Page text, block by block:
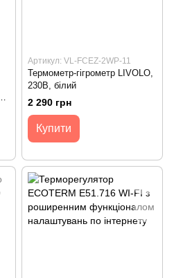
Артикул: VL-FCEZ-2WP-11
Термометр-гігрометр LIVOLO,
230В, білий
2 290 грн
Купити